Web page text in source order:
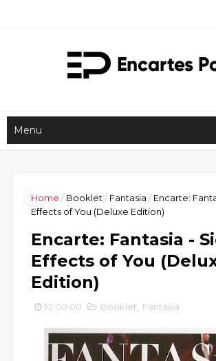
Home / Booklet / Fantasia / Encarte:
Effects of You (Deluxe Edition)
Encarte: Fantasia -
Effects of You
Edition)
10:00:00 Booklet Fantasia